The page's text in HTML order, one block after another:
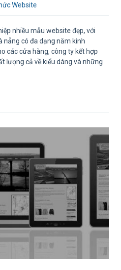
Website
nhiều mẫu website đẹp, với
nẵng có đa dạng năm kinh
các cửa hàng, công ty kết hợp
lượng cả về kiểu dáng và những